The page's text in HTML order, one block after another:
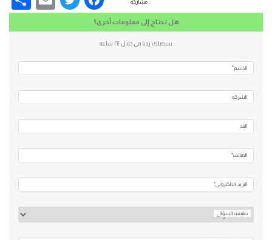
مشاركة :
هل تحتاج إلى معلومات أخرى؟
سيصلك ردنا فى خلال ٢٤ ساعه
الاسم*
الشركه
الهاتف*
البريد الالكتروني*
طبيعة السؤال